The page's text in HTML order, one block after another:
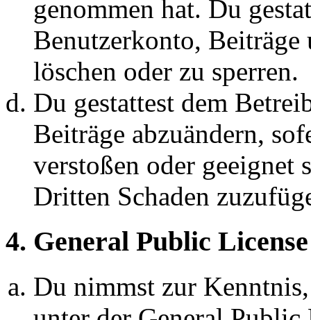
genommen hat. Du
Benutzerkonto,
löschen oder zu sperren.
Du gestattest dem
Beiträge abzuändern,
verstoßen oder geeignet
Dritten Schaden
4. General Public License
Du nimmst zur